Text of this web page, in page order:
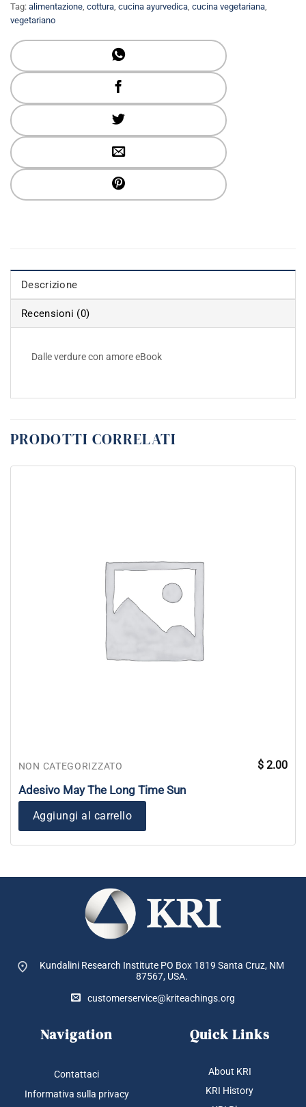
Tag: alimentazione cottura cucina ayurvedica cucina vegetariana
vegetariano
Descrizione
Recensioni (0)
Dalle verdure con amore eBook
PRODOTTI CORRELATI
NON CATEGORIZZATO
Adesivo May The Long Time Sun
$ 2.00
Aggiungi al carrello
Kundalini Research Institute PO Box 1819 Santa Cruz, NM
87567, USA.
customerservice@kriteachings.org
Navigation
Contattaci
Informativa sulla privacy
Quick Links
About KRI
KRI History